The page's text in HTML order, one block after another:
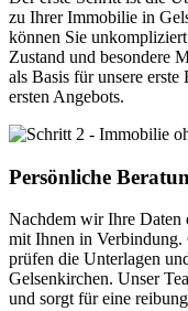
zu Ihrer Immobilie in
können Sie
Zustand und besondere
als Basis für unsere
ersten Angebots.
Persönliche
Nachdem wir Ihre Daten
mit Ihnen in Verbindung.
prüfen die Unterlagen
Gelsenkirchen. Unser
und sorgt für eine